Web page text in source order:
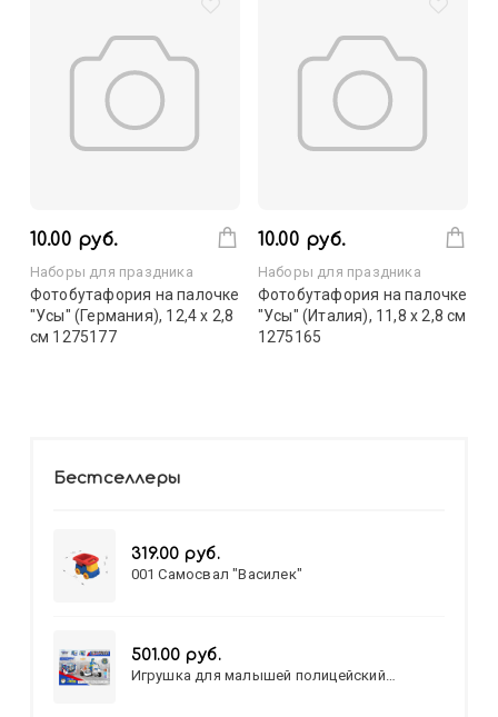
10.00 руб.
Наборы для праздника
Фотобутафория на палочке
"Усы" (Германия), 12,4 х 2,8
см 1275177
10.00 руб.
Наборы для праздника
Фотобутафория на палочке
"Усы" (Италия), 11,8 х 2,8 см
1275165
Бестселлеры
319.00 руб.
001 Самосвал "Василек"
501.00 руб.
Игрушка для малышей полицейский